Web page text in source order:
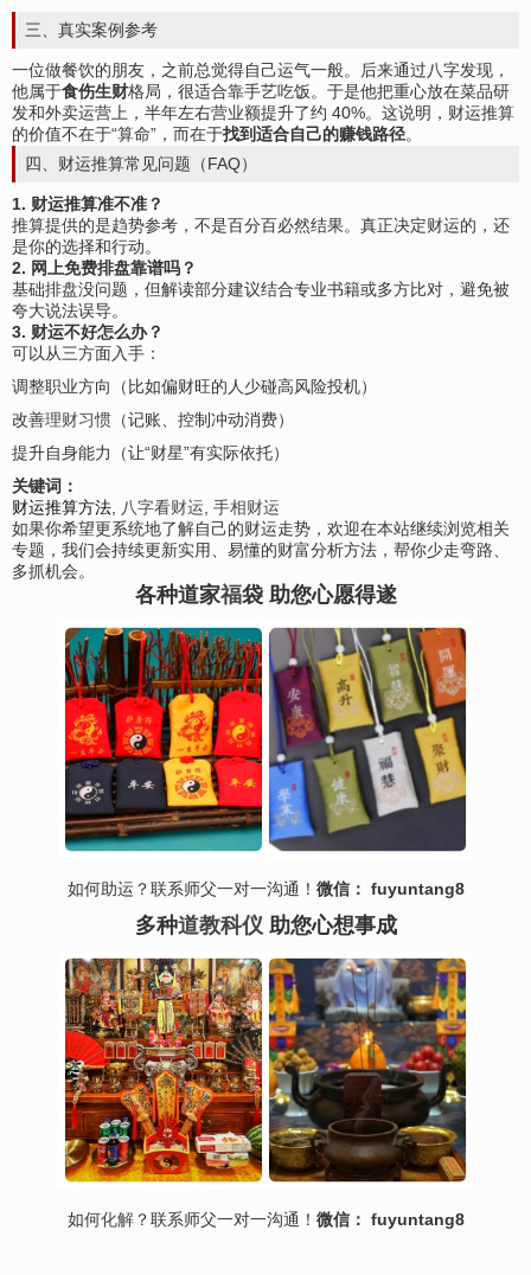
三、真实案例参考
一位做餐饮的朋友，之前总觉得自己运气一般。后来通过八字发现，
他属于食伤生财格局，很适合靠手艺吃饭。于是他把重心放在菜品研
发和外卖运营上，半年左右营业额提升了约 40%。这说明，财运推算
的价值不在于“算命”，而在于找到适合自己的赚钱路径。
四、财运推算常见问题（FAQ）
1. 财运推算准不准？
推算提供的是趋势参考，不是百分百必然结果。真正决定财运的，还
是你的选择和行动。
2. 网上免费排盘靠谱吗？
基础排盘没问题，但解读部分建议结合专业书籍或多方比对，避免被
夸大说法误导。
3. 财运不好怎么办？
可以从三方面入手：
调整职业方向（比如偏财旺的人少碰高风险投机）
改善理财习惯 （记账、控制冲动消费）
提升自身能力（让“财星”有实际依托）
关键词：
财运推算方法, 八字看财运, 手相财运
如果你希望更系统地了解自己的财运走势，欢迎在本站继续浏览相关
专题，我们会持续更新实用、易懂的财富分析方法，帮你少走弯路、
多抓机会。
各种道家福袋 助您心愿得遂
如何助运？联系师父一对一沟通！ 微信： fuyuntang8
多种道教科仪助您心想事成
如何化解？联系师父一对一沟通！ 微信： fuyuntang8